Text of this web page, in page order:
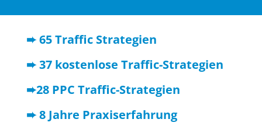
➨ 65 Traffic Strategien
➨ 37 kostenlose Traffic-Strategien
➨28 PPC Traffic-Strategien
➨ 8 Jahre Praxiserfahrung